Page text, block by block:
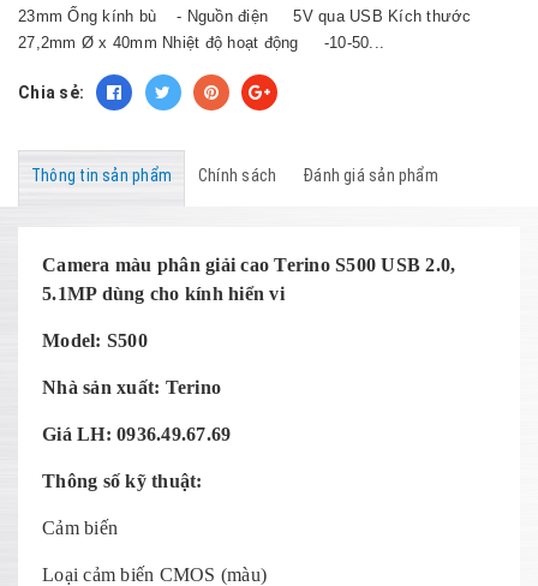
23mm Ống kính bù - Nguồn điện 5V qua USB Kích thước
27,2mm Ø x 40mm Nhiệt độ hoạt động -10-50...
Chia sẻ:
Thông tin sản phẩm Chính sách Đánh giá sản phẩm
Camera màu phân giải cao Terino S500 USB 2.0,
5.1MP dùng cho kính hiển vi
Model: S500
Nhà sản xuất: Terino
Giá LH: 0936.49.67.69
Thông số kỹ thuật:
Cảm biến
Loại cảm biến CMOS (màu)